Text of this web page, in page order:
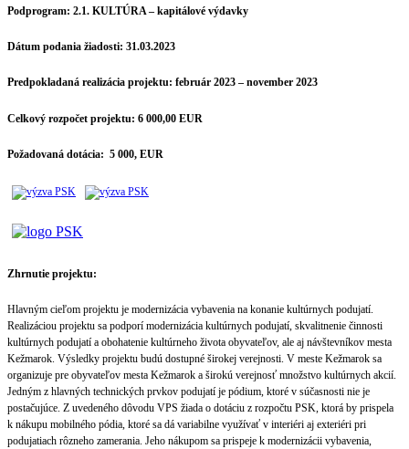
Podprogram: 2.1. KULTÚRA – kapitálové výdavky
Dátum podania žiadosti: 31.03.2023
Predpokladaná realizácia projektu: február 2023 – november 2023
Celkový rozpočet projektu: 6 000,00 EUR
Požadovaná dotácia: 5 000, EUR
Zhrnutie projektu:
Hlavným cieľom projektu je modernizácia vybavenia na konanie kultúrnych podujatí.
Realizáciou projektu sa podporí modernizácia kultúrnych podujatí, skvalitnenie činnosti
kultúrnych podujatí a obohatenie kultúrneho života obyvateľov, ale aj návštevníkov mesta
Kežmarok. Výsledky projektu budú dostupné širokej verejnosti. V meste Kežmarok sa
organizuje pre obyvateľov mesta Kežmarok a širokú verejnosť množstvo kultúrnych akcií.
Jedným z hlavných technických prvkov podujatí je pódium, ktoré v súčasnosti nie je
postačujúce. Z uvedeného dôvodu VPS žiada o dotáciu z rozpočtu PSK, ktorá by prispela
k nákupu mobilného pódia, ktoré sa dá variabilne využívať v interiéri aj exteriéri pri
podujatiach rôzneho zamerania. Jeho nákupom sa prispeje k modernizácii vybavenia,